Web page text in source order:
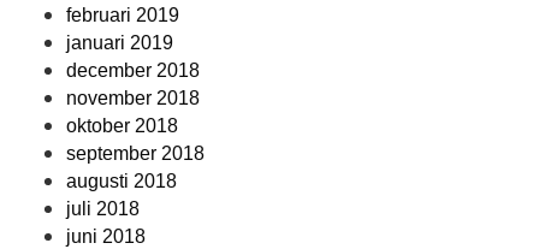
februari 2019
januari 2019
december 2018
november 2018
oktober 2018
september 2018
augusti 2018
juli 2018
juni 2018